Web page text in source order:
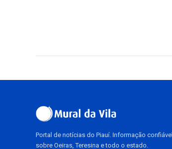
Portal de notícias do Piauí. Informação confiável
sobre Oeiras, Teresina e todo o estado.